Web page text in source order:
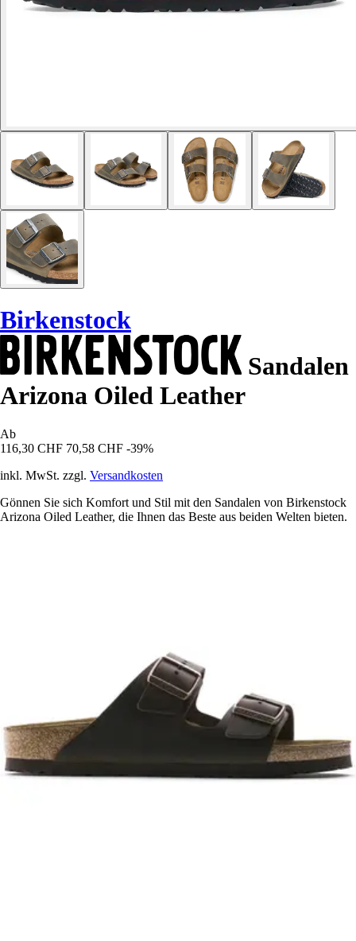
Birkenstock
Sandalen
Arizona Oiled Leather
Ab
116,30 CHF 70,58 CHF -39%
inkl. MwSt. zzgl. Versandkosten
Gönnen Sie sich Komfort und Stil mit den Sandalen von Birkenstock
Arizona Oiled Leather, die Ihnen das Beste aus beiden Welten bieten.